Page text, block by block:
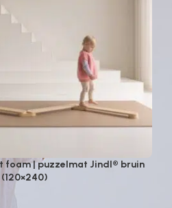
foam | puzzelmat Jindl® bruin